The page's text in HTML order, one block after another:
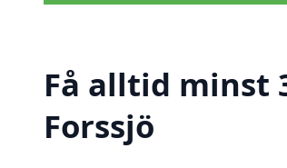
Få alltid minst
Forssjö